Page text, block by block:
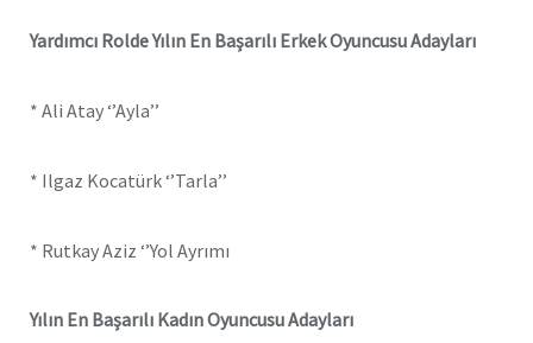
Yardımcı Rolde Yılın En Başarılı Erkek Oyuncusu Adayları
* Ali Atay ‘’Ayla’’
* Ilgaz Kocatürk ‘’Tarla’’
* Rutkay Aziz ‘’Yol Ayrımı
Yılın En Başarılı Kadın Oyuncusu Adayları